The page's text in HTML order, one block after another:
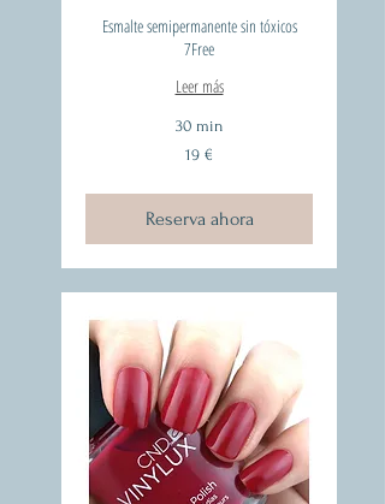
Esmalte semipermanente sin tóxicos
7Free
Leer más
30 min
19 €
Reserva ahora